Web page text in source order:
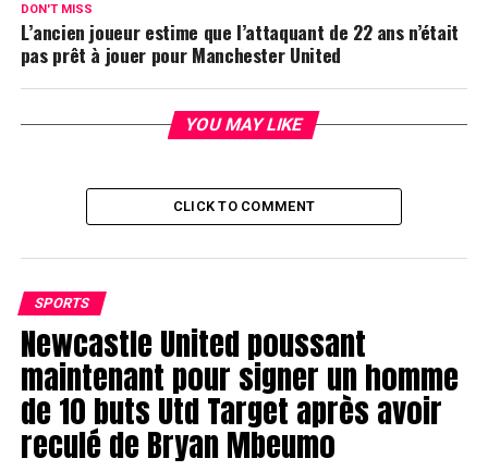
DON'T MISS
L’ancien joueur estime que l’attaquant de 22 ans n’était
pas prêt à jouer pour Manchester United
YOU MAY LIKE
CLICK TO COMMENT
SPORTS
Newcastle United poussant
maintenant pour signer un homme
de 10 buts Utd Target après avoir
reculé de Bryan Mbeumo